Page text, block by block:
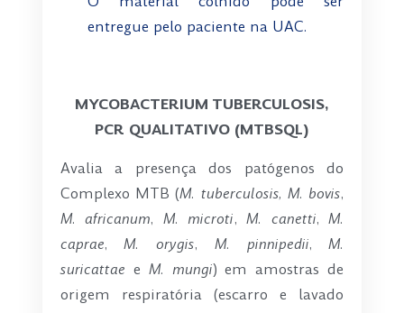
entregue pelo paciente na UAC.
MYCOBACTERIUM TUBERCULOSIS,
PCR QUALITATIVO (MTBSQL)
Avalia a presença dos patógenos do
Complexo MTB (M. tuberculosis, M. bovis,
M. africanum, M. microti,M. canetti,M.
caprae,M. orygis, M. pinnipedii,M.
suricattae e M. mungi) em amostras de
origem respiratória (escarro e lavado